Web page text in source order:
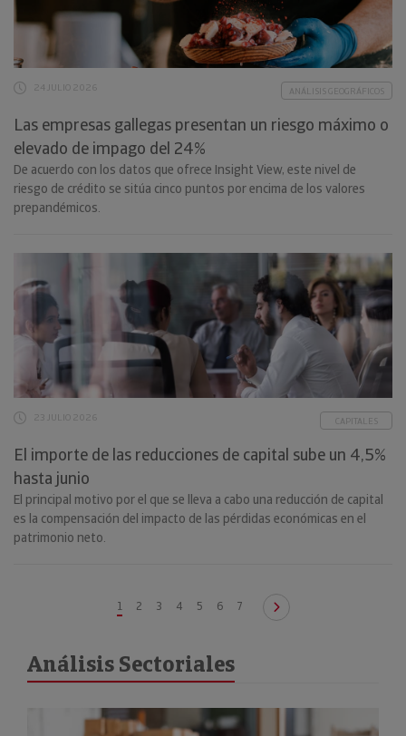
24 JULIO 2026 ANÁLISIS GEOGRÁFICOS
Las empresas gallegas presentan un riesgo máximo o
elevado de impago del 24%
De acuerdo con los datos que ofrece Insight View, este nivel de
riesgo de crédito se sitúa cinco puntos por encima de los valores
prepandémicos.
23 JULIO 2026 CAPITALES
El importe de las reducciones de capital sube un 4,5%
hasta junio
El principal motivo por el que se lleva a cabo una reducción de capital
es la compensación del impacto de las pérdidas económicas en el
patrimonio neto.
1 2 3 4 5 6 7
Análisis Sectoriales